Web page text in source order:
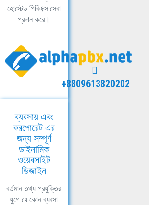
হোস্টেড পিবিএক্স সেবা
প্রদান করে।
+8809613820202
ব্যবসায় এবং
করপোরেট এর
জন্য সম্পূর্ণ
ডাইনামিক
ওয়েবসাইট
ডিজাইন
বর্তমান তথ্য প্রযুক্তির
যুগে যে কোন ব্যবসা